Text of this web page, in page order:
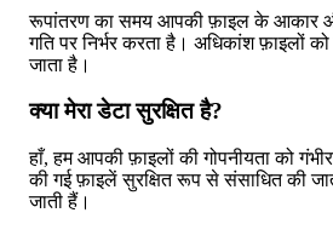
रूपांतरण का समय आपकी फ़ाइल के आकार
गति पर निर्भर करता है। अधिकांश फ़ाइलों
जाता है।
क्या मेरा डेटा सुरक्षित है?
हाँ, हम आपकी फ़ाइलों की गोपनीयता को
की गई फ़ाइलें सुरक्षित रूप से संसाधित की
जाती हैं।